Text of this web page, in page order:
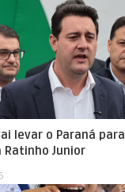
levar o Paraná
Junior